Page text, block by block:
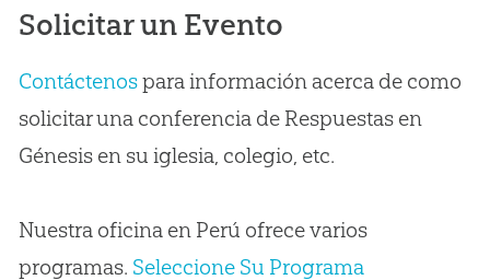
Solicitar un Evento
Contáctenospara información acerca de como
solicitar una conferencia de Respuestas en
Génesis en su iglesia, colegio, etc.
Nuestra oficina en Perú ofrece varios
programas. Seleccione Su Programa